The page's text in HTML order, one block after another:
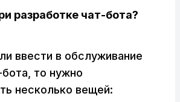
разработке чат-бота?
ввести в обслуживание
то нужно
несколько вещей: